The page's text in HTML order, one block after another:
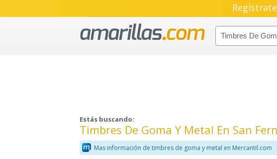
Estás buscando:
Timbres De Goma Y Metal En San
Mas información de timbres de goma y metal en Mercantil.com